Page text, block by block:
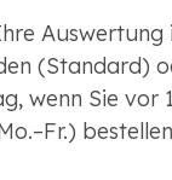
Auswertung
(Standard)
wenn Sie vor